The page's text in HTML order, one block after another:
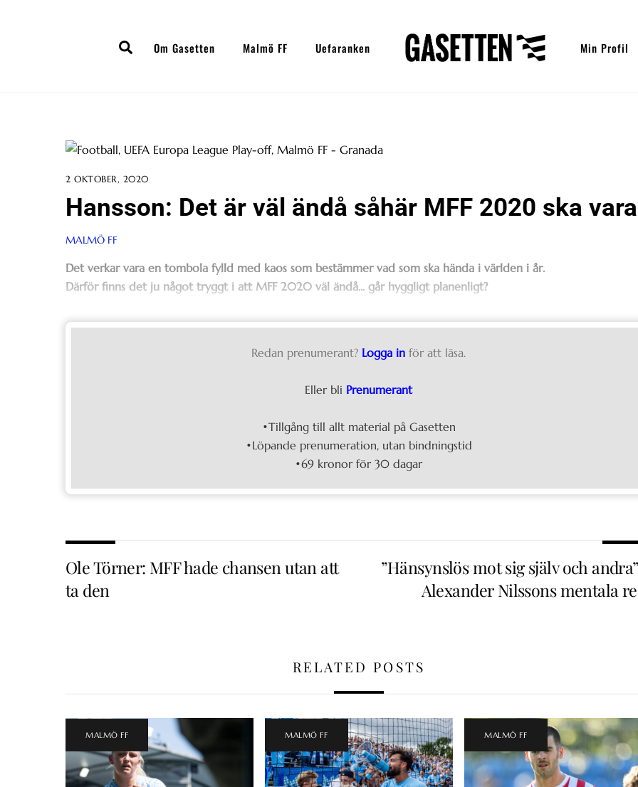
SearchOm Gasetten Malmö FF Uefaranken Min Profil
2 OKTOBER, 2020
Hansson: Det är väl ändå såhär MFF 2020 ska
MALMÖ FF
Det verkar vara en tombola fylld med kaos som bestämmer vad som ska hända i världen i år.
Därför finns det ju något tryggt i att MFF 2020 väl ändå... går hyggligt planenligt?
Redan prenumerant? Logga in för att läsa.
Eller bli Prenumerant
•Tillgång till allt material på Gasetten
•Löpande prenumeration, utan bindningstid
•69 kronor för 30 dagar
Ole Törner: MFF hade chansen utan att
ta den
”Hänsynslös mot sig själv och
Alexander Nilssons mentala
RELATED POSTS
MALMÖ FF MALMÖ FF MALMÖ FF